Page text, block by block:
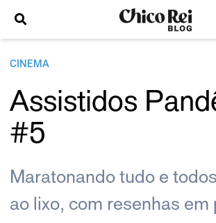
CINEMA
Assistidos
#5
Maratonando tudo e
ao lixo, com resenhas em